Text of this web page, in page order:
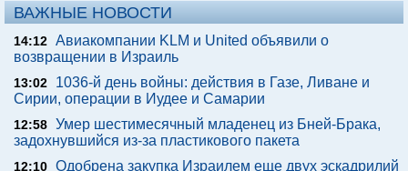
ВАЖНЫЕ НОВОСТИ
14:12 Авиакомпании KLM и United объявили о
возвращении в Израиль
13:02
1036-й день войны: действия в Газе, Ливане и
Сирии, операции в Иудее и Самарии
12:58 Умер шестимесячный младенец из Бней-Брака,
задохнувшийся из-за пластикового пакета
12:10 Одобрена закупка Израилем еще двух эскадрилий